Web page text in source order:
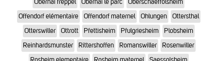
Obernai freppel
Obernai le parc
Oberschaeffolsheim
Offendorf elémentaire
Offendorf maternel Ohlungen
Ottersthal
Otterswiller
Ottrott Pfettisheim Pfulgriesheim
Plobsheim
Reinhardsmunster
Rittershoffen Romanswiller
Rosenwiller